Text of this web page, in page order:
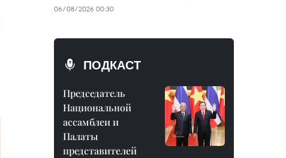
06/08/2026 00:30
ПОДКАСТ
Председатель
Национальной
ассамблеи и
Палаты
представителей